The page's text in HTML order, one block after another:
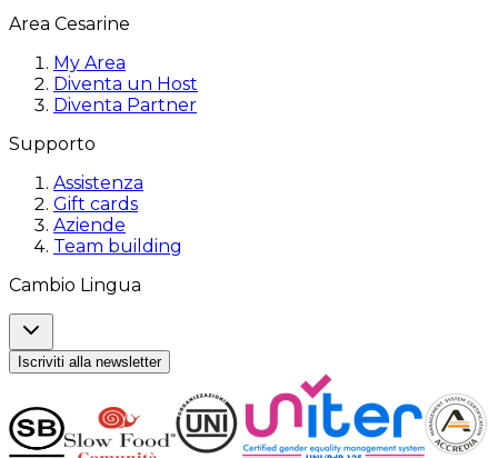
Area Cesarine
My Area
Diventa un Host
Diventa Partner
Supporto
Assistenza
Gift cards
Aziende
Team building
Cambio Lingua
Iscriviti alla newsletter